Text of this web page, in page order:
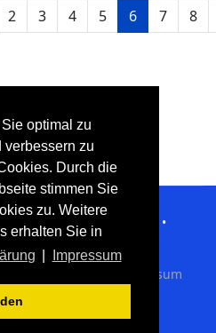
optimal zu
verbessern zu
Durch die
stimmen Sie
zu. Weitere
erhalten Sie in
Impressum
2 3 4 5 6 7 8
• August-Bebel-Allee 5c •
/ 23 36 98
Impressum